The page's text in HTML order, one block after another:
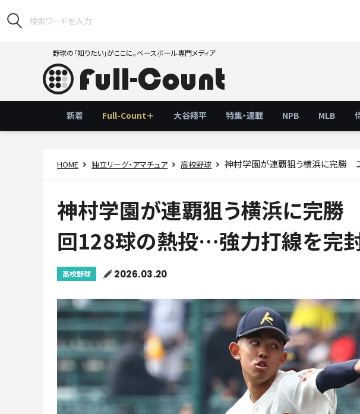
野球の「知りたい」がここに。ベースボール専門メディア
新着 Full-Count＋ 大谷翔平 特集・連載 NPB MLB
HOME 独立リーグ・アマチュア 高校野球 神村学園が連覇狙う横浜に完勝 エー
神村学園が連覇狙う横浜に完
回128球の熱投…強力打線を完
高校野球 2026.03.20